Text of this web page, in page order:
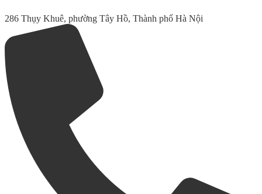
286 Thụy Khuê, phường Tây Hồ, Thành phố Hà Nội